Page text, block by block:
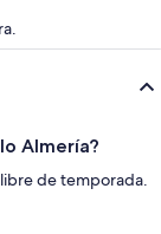
Almería?
de temporada.